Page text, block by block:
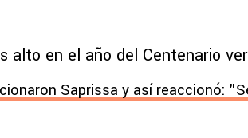
alto en el año del Centenario
Saprissa y así reaccionó: